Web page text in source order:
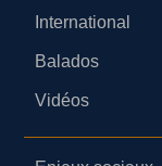
International
Balados
Vidéos